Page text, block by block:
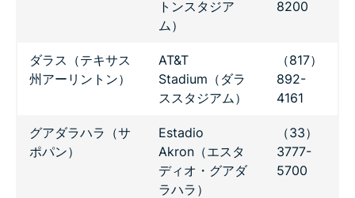
トンスタジア
ム）
8200
ダラス（テキサス
州アーリントン）
AT&T
Stadium（ダラ
ススタジアム）
（817）
892-
4161
グアダラハラ（サ
ポパン）
Estadio
Akron（エスタ
ディオ・グアダ
ラハラ）
（33）
3777-
5700